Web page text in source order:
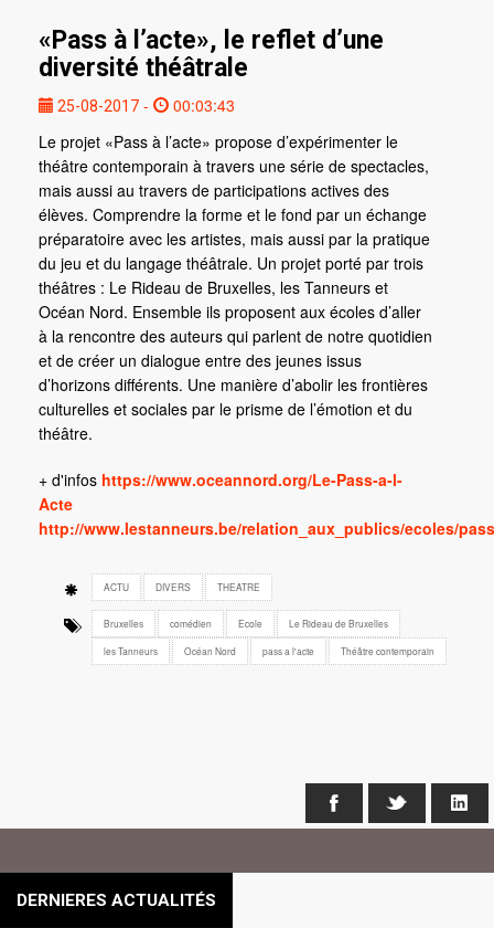
«Pass à l’acte», le reflet d’une
diversité théâtrale
25-08-2017 -
00:03:43
Le projet «Pass à l’acte» propose d’expérimenter le
théâtre contemporain à travers une série de spectacles,
mais aussi au travers de participations actives des
élèves. Comprendre la forme et le fond par un échange
préparatoire avec les artistes, mais aussi par la pratique
du jeu et du langage théâtrale. Un projet porté par trois
théâtres : Le Rideau de Bruxelles, les Tanneurs et
Océan Nord. Ensemble ils proposent aux écoles d’aller
à la rencontre des auteurs qui parlent de notre quotidien
et de créer un dialogue entre des jeunes issus
d’horizons différents. Une manière d’abolir les frontières
culturelles et sociales par le prisme de l’émotion et du
théâtre.
+ d'infos https://www.oceannord.org/Le-Pass-a-l-
Acte
http://www.lestanneurs.be/relation_aux_publics/ecoles/
ACTU DIVERS THEATRE
Bruxelles comédien Ecole Le Rideau de Bruxelles
les Tanneurs Océan Nord pass a l'acte Théâtre contemporain
Facebook
DERNIERES ACTUALITÉS